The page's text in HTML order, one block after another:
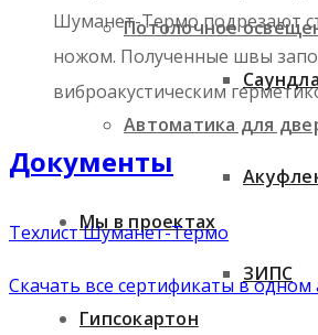
Потолочное
Автоматика для
Мы в проектах
Гипсокартон
ЗИПС
Шуманет-Термо подрезают
ножом. Полученные швы
виброакустическим
Документы
Техлист Шуманет-Термо
Скачать все сертификаты в одном